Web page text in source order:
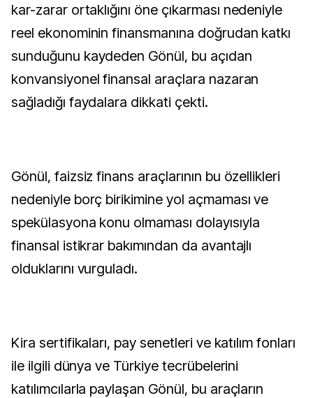
kar-zarar ortaklığını öne çıkarması nedeniyle
reel ekonominin finansmanına doğrudan katkı
sunduğunu kaydeden Gönül, bu açıdan
konvansiyonel finansal araçlara nazaran
sağladığı faydalara dikkati çekti.
Gönül, faizsiz finans araçlarının bu özellikleri
nedeniyle borç birikimine yol açmaması ve
spekülasyona konu olmaması dolayısıyla
finansal istikrar bakımından da avantajlı
olduklarını vurguladı.
Kira sertifikaları, pay senetleri ve katılım fonları
ile ilgili dünya ve Türkiye tecrübelerini
katılımcılarla paylaşan Gönül, bu araçların